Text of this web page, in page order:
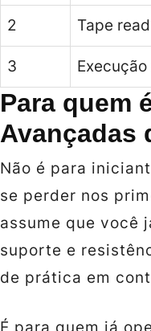
2 Tape
3
Para quem
Avançadas
Não é para
se perder nos
assume que você
suporte e
de prática em